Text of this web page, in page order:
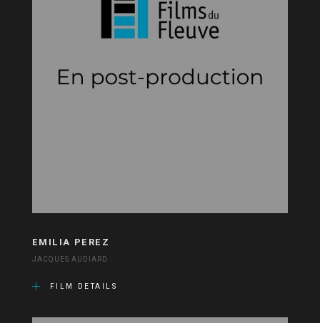
EMILIA PEREZ
JACQUES AUDIARD
FILM DETAILS